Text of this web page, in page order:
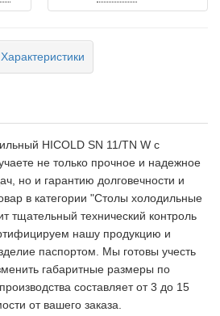
Характеристики
HICOLD SN 11/TN W c
не только прочное и надежное
но и гарантию долговечности и
в категории "Столы холодильные
тщательный технический контроль
нашу продукцию и
паспортом. Мы готовы учесть
габаритные размеры по
составляет от 3 до 15
от вашего заказа.